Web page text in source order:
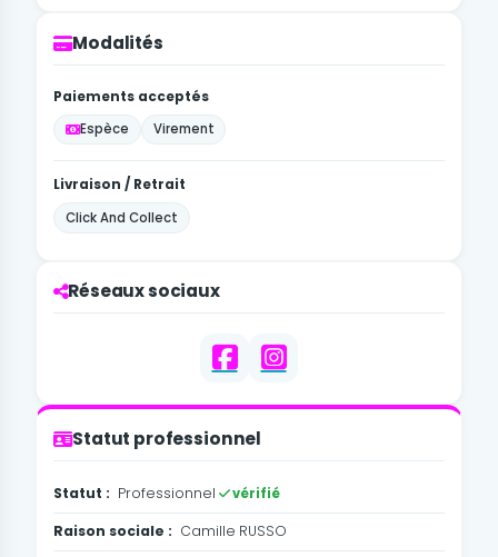
Modalités
Paiements acceptés
Espèce
Virement
Livraison / Retrait
Click And Collect
Réseaux sociaux
Statut professionnel
Statut : Professionnel vérifié
Raison sociale : Camille RUSSO